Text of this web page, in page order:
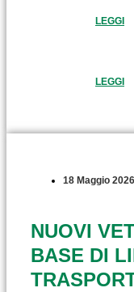
LEGGI
LEGGI
18 Maggio 2026
NUOVI
BASE DI